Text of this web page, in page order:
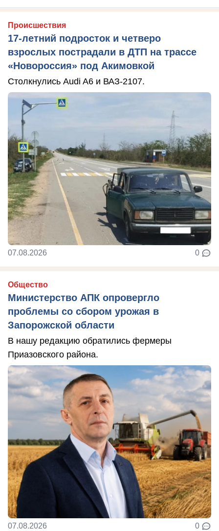
Происшествия
17-летний подросток и четверо
взрослых пострадали в ДТП на трассе
«Новороссия» под Акимовкой
Столкнулись Audi A6 и ВАЗ-2107.
07.08.2026 0
Общество
Министерство АПК опровергло
проблемы со сбором урожая в
Запорожской области
В нашу редакцию обратились фермеры
Приазовского района.
07.08.2026 0